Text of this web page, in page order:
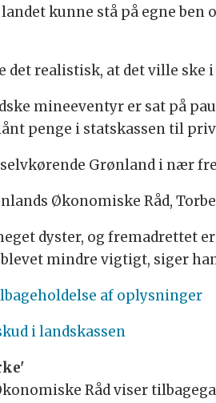
kunne stå på egne ben
det realistisk, at det ville ske
mineeventyr er sat på
penge i statskassen til
Grønland i nær
Økonomiske Råd,
dyster, og fremadrettet
mindre vigtigt, siger
af oplysninger
i landskassen
Råd viser